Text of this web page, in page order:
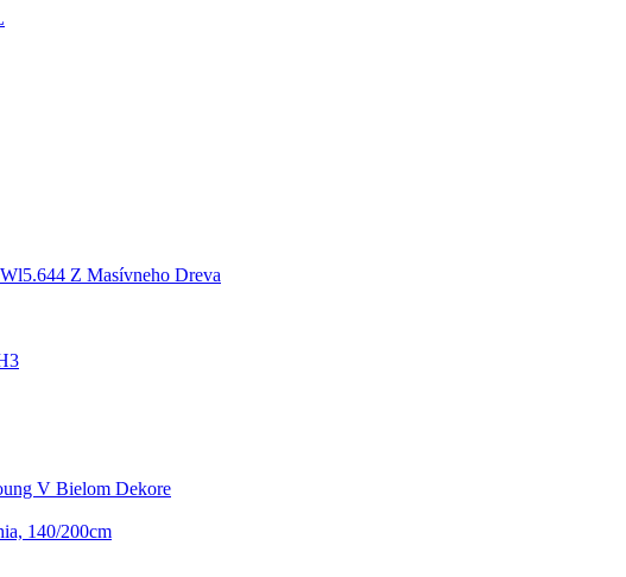
Z Masívneho Dreva
V Bielom Dekore
140/200cm